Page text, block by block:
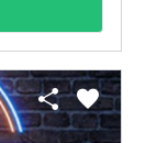
share favorite